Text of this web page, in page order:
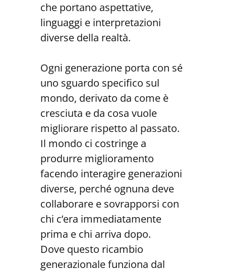
che portano aspettative,
linguaggi e interpretazioni
diverse della realtà.
Ogni generazione porta con sé
uno sguardo specifico sul
mondo, derivato da come è
cresciuta e da cosa vuole
migliorare rispetto al passato.
Il mondo ci costringe a
produrre miglioramento
facendo interagire generazioni
diverse, perché ognuna deve
collaborare e sovrapporsi con
chi c’era immediatamente
prima e chi arriva dopo.
Dove questo ricambio
generazionale funziona dal